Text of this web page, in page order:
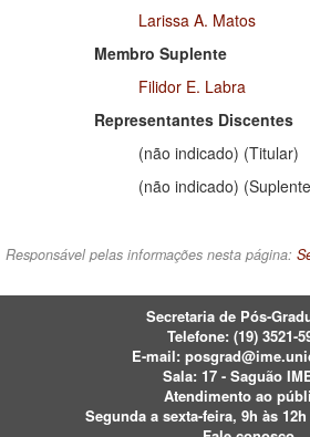
Larissa A. Matos
Membro Suplente
Filidor E. Labra
Representantes Discentes
(não indicado) (Titular)
(não indicado)
Responsável pelas informações nesta página:
Secretaria de Pós-
Telefone: (19) 3521-
E-mail:
Sala: 17 - Saguão
Atendimento ao
Segunda a sexta-feira, 9h às 12h